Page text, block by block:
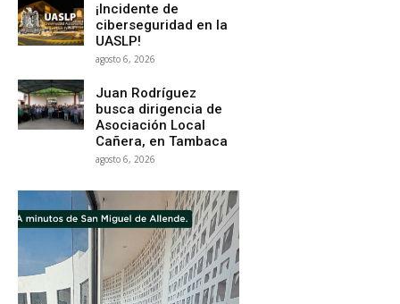
¡Incidente de
ciberseguridad en la
UASLP!
agosto 6, 2026
Juan Rodríguez
busca dirigencia de
Asociación Local
Cañera, en Tambaca
agosto 6, 2026